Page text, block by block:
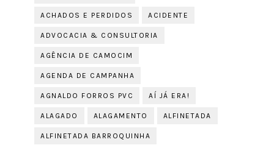
ACHADOS E PERDIDOS ACIDENTE
ADVOCACIA & CONSULTORIA
AGÊNCIA DE CAMOCIM
AGENDA DE CAMPANHA
AGNALDO FORROS PVC AÍ JÁ ERA!
ALAGADO ALAGAMENTO ALFINETADA
ALFINETADA BARROQUINHA